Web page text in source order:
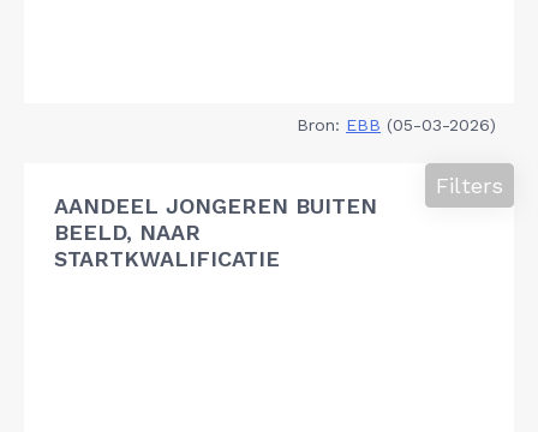
Bron: EBB (05-03-2026)
AANDEEL JONGEREN BUITEN
BEELD, NAAR
STARTKWALIFICATIE
Filters